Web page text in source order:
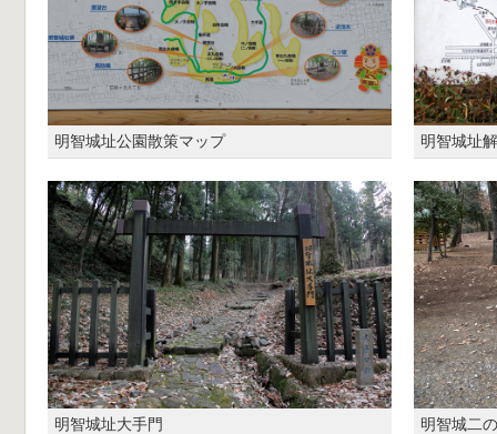
明智城址公園散策マップ 明智城址
明智城址大手門 明智城二